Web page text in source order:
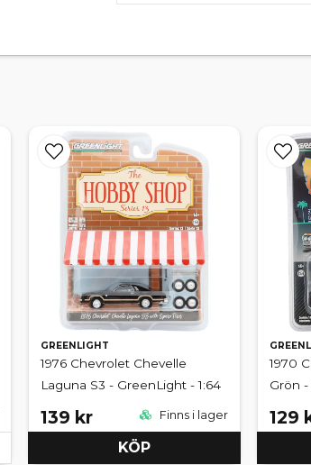
GREENLIGHT
1976 Chevrolet Chevelle
Laguna S3 - GreenLight - 1:64
139 kr Finns i lager
KÖP
1970
Grön
129